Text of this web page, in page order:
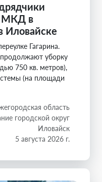
МКД в
Иловайске
Гагарина.
уборку
750 кв. метров),
(на площади
область
городской округ
Иловайск
5 августа 2026 г.